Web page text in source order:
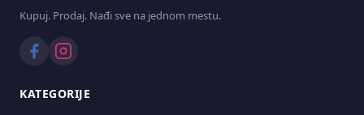
Kupuj. Prodaj. Nađi sve na jednom mestu.
KATEGORIJE